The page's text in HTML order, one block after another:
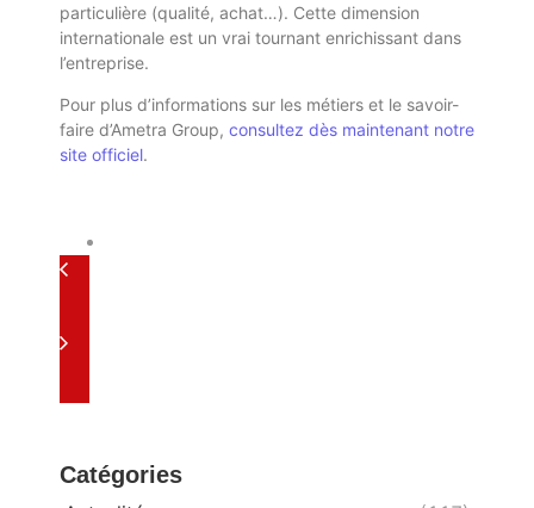
particulière (qualité, achat…). Cette dimension
internationale est un vrai tournant enrichissant dans
l’entreprise.
Pour plus d’informations sur les métiers et le savoir-
faire d’Ametra Group, consultez dès maintenant notre
site officiel.
Catégories